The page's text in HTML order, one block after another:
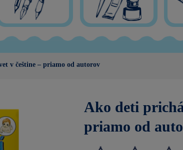
v češtine – priamo od autorov
Ako deti
priamo od